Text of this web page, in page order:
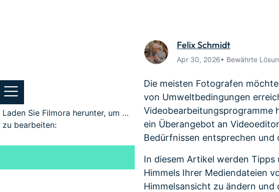
Laden Sie Filmora herunter, um Videos
zu bearbeiten:
Felix Schmidt
Apr 30, 2026• Bewährte
Die meisten Fotografen
von Umweltbedingungen
Videobearbeitungsprogramme
ein Überangebot an
Bedürfnissen entsprechen und
In diesem Artikel werden Tipps
Himmels Ihrer Mediendateien
Himmelsansicht zu ändern